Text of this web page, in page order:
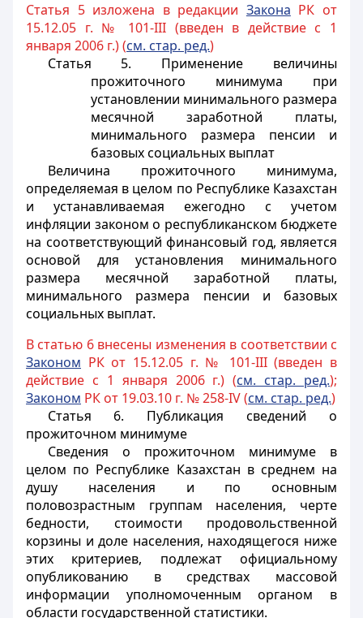
Статья 5 изложена в редакции Закона РК от
15.12.05 г. № 101-III (введен в действие с 1
января 2006 г.) (см. стар. ред.)
Статья 5. Применение величины
прожиточного минимума при
установлении минимального размера
месячной заработной платы,
минимального размера пенсии и
базовых социальных выплат
Величина прожиточного минимума,
определяемая в целом по Республике Казахстан
и устанавливаемая ежегодно с учетом
инфляции законом о республиканском бюджете
на соответствующий финансовый год, является
основой для установления минимального
размера месячной заработной платы,
минимального размера пенсии и базовых
социальных выплат.
В статью 6 внесены изменения в соответствии с
Законом РК от 15.12.05 г. № 101-III (введен в
действие с 1 января 2006 г.) (см. стар. ред.);
Законом РК от 19.03.10 г. № 258-IV (см. стар. ред.)
Статья 6. Публикация сведений о
прожиточном минимуме
Сведения о прожиточном минимуме в
целом по Республике Казахстан в среднем на
душу населения и по основным
половозрастным группам населения, черте
бедности, стоимости продовольственной
корзины и доле населения, находящегося ниже
этих критериев, подлежат официальному
опубликованию в средствах массовой
информации уполномоченным органом в
области государственной статистики.